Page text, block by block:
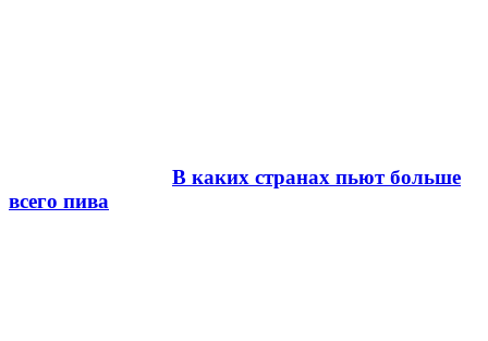
В каких странах пьют больше
всего пива